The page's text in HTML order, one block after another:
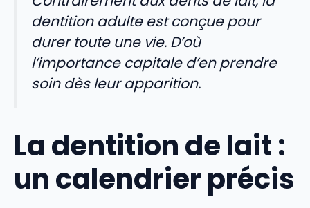
dentition adulte est conçue pour
durer toute une vie. D’où
l’importance capitale d’en prendre
soin dès leur apparition.
La dentition de lait :
un calendrier précis